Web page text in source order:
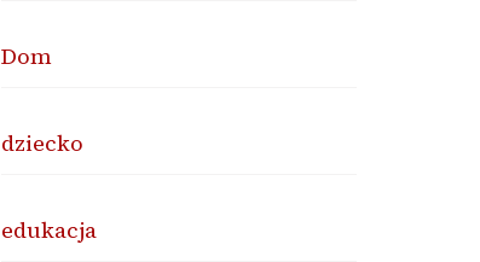
Dom
dziecko
edukacja